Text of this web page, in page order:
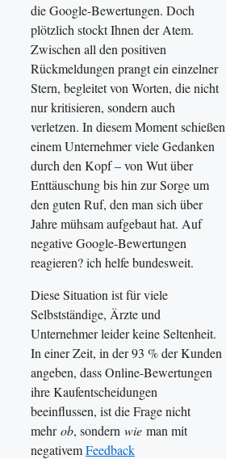
die Google-Bewertungen. Doch
plötzlich stockt Ihnen der Atem.
Zwischen all den positiven
Rückmeldungen prangt ein einzelner
Stern, begleitet von Worten, die nicht
nur kritisieren, sondern auch
verletzen. In diesem Moment schießen
einem Unternehmer viele Gedanken
durch den Kopf – von Wut über
Enttäuschung bis hin zur Sorge um
den guten Ruf, den man sich über
Jahre mühsam aufgebaut hat. Auf
negative Google-Bewertungen
reagieren? ich helfe bundesweit.
Diese Situation ist für viele
Selbstständige, Ärzte und
Unternehmer leider keine Seltenheit.
In einer Zeit, in der 93 % der Kunden
angeben, dass Online-Bewertungen
ihre Kaufentscheidungen
beeinflussen, ist die Frage nicht
mehrob, sondern wie man mit
negativemFeedback